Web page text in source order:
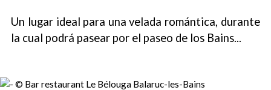
Un lugar ideal para una velada romántica, durante
la cual podrá pasear por el paseo de los Bains...